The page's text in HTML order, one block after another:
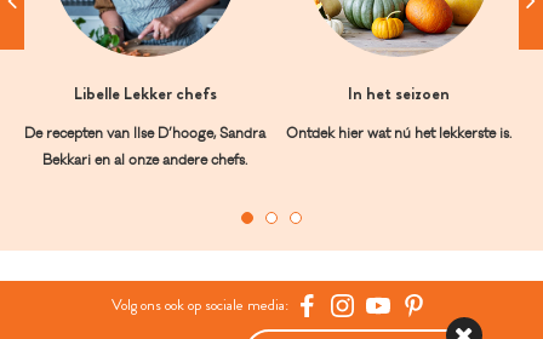
Libelle Lekker chefs
De recepten van Ilse D’hooge, Sandra
Bekkari en al onze andere chefs.
In het seizoen
Ontdek hier wat nú het lekkerste is.
Volg ons ook op sociale media: